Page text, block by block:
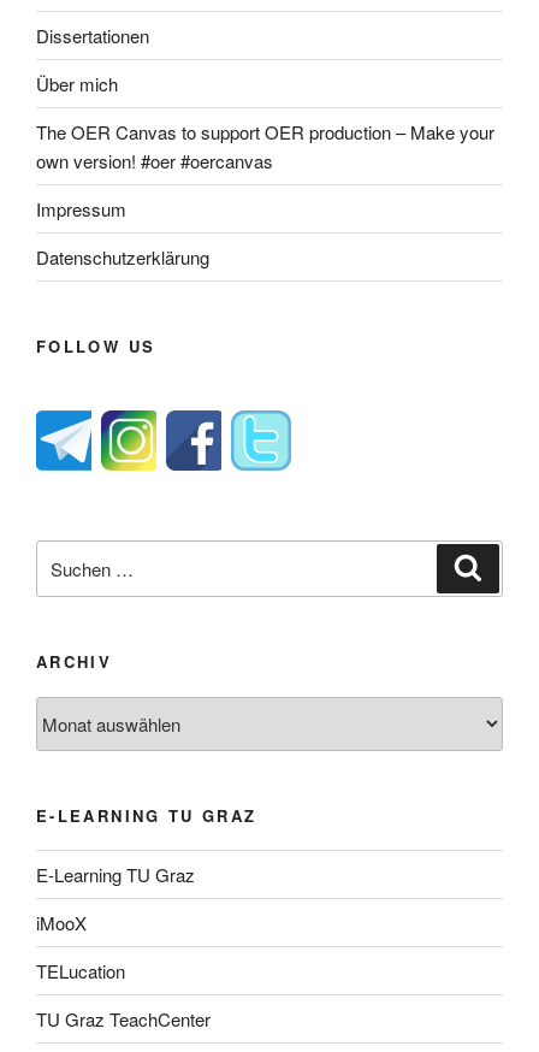
Dissertationen
Über mich
The OER Canvas to support OER production – Make your
own version! #oer #oercanvas
Impressum
Datenschutzerklärung
FOLLOW US
nach:
ARCHIV
E-LEARNING TU GRAZ
E-Learning TU Graz
iMooX
TELucation
TU Graz TeachCenter